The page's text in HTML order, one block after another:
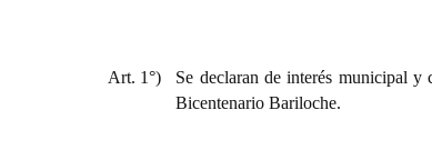
Art. 1°)
Se declaran de interés municipal y
Bicentenario Bariloche.